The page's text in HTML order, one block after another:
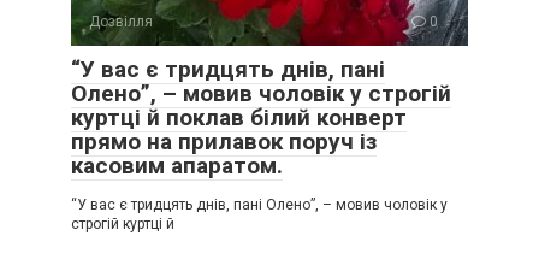
Дозвілля 0
“У вас є тридцять днів, пані
Олено”, – мовив чоловік у строгій
куртці й поклав білий конверт
прямо на прилавок поруч із
касовим апаратом.
“У вас є тридцять днів, пані Олено”, – мовив чоловік у
строгій куртці й